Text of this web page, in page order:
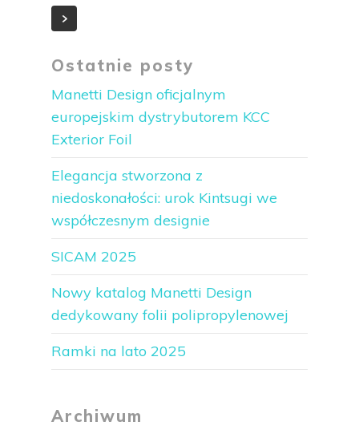
Ostatnie posty
Manetti Design oficjalnym
europejskim dystrybutorem KCC
Exterior Foil
Elegancja stworzona z
niedoskonałości: urok Kintsugi we
współczesnym designie
SICAM 2025
Nowy katalog Manetti Design
dedykowany folii polipropylenowej
Ramki na lato 2025
Archiwum